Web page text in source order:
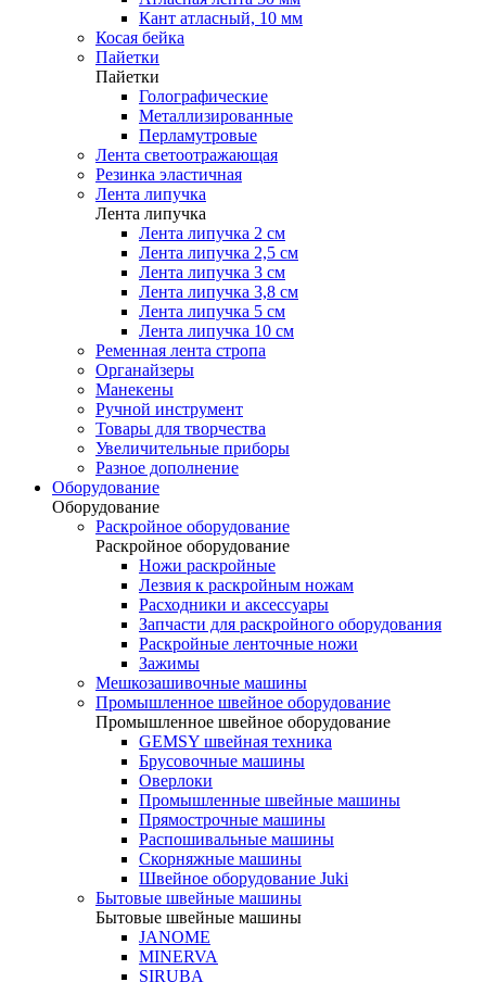
Кант атласный, 10 мм
Косая бейка
Пайетки
Пайетки
Голографические
Металлизированные
Перламутровые
Лента светоотражающая
Резинка эластичная
Лента липучка
Лента липучка
Лента липучка 2 см
Лента липучка 2,5 см
Лента липучка 3 см
Лента липучка 3,8 см
Лента липучка 5 см
Лента липучка 10 см
Ременная лента стропа
Органайзеры
Манекены
Ручной инструмент
Товары для творчества
Увеличительные приборы
Разное дополнение
Оборудование
Оборудование
Раскройное оборудование
Раскройное оборудование
Ножи раскройные
Лезвия к раскройным ножам
Расходники и аксессуары
Запчасти для раскройного оборудования
Раскройные ленточные ножи
Зажимы
Мешкозашивочные машины
Промышленное швейное оборудование
Промышленное швейное оборудование
GEMSY швейная техника
Брусовочные машины
Оверлоки
Промышленные швейные машины
Прямострочные машины
Распошивальные машины
Скорняжные машины
Швейное оборудование Juki
Бытовые швейные машины
Бытовые швейные машины
JANOME
MINERVA
SIRUBA